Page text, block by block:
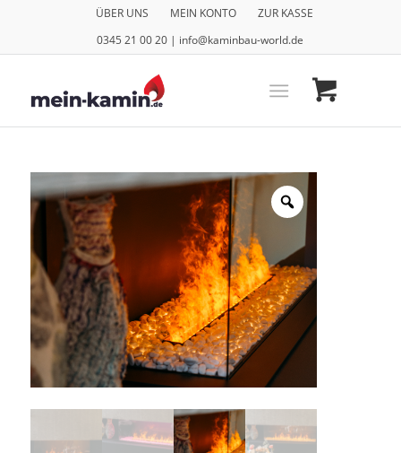
ÜBER UNS MEIN KONTO
ZUR KASSE
0345 21 00 20 | info@kaminbau-world.de